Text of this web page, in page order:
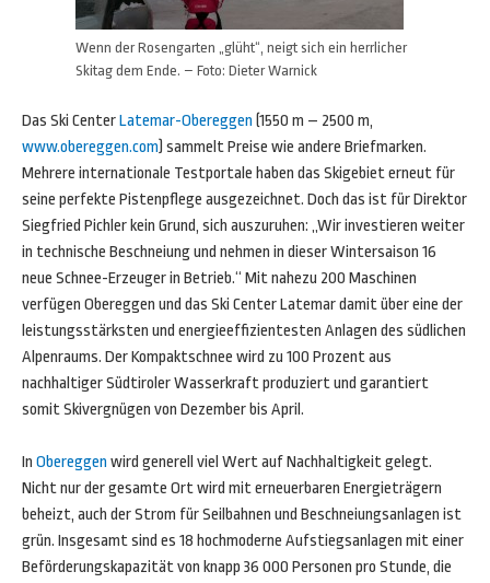
Wenn der Rosengarten „glüht“, neigt sich ein herrlicher
Skitag dem Ende. – Foto: Dieter Warnick
Das Ski CenterLatemar-Obereggen (1550 m – 2500 m,
www.obereggen.com) sammelt Preise wie andere Briefmarken.
Mehrere internationale Testportale haben das Skigebiet erneut für
seine perfekte Pistenpflege ausgezeichnet. Doch das ist für Direktor
Siegfried Pichler kein Grund, sich auszuruhen: „Wir investieren weiter
in technische Beschneiung und nehmen in dieser Wintersaison 16
neue Schnee-Erzeuger in Betrieb.“ Mit nahezu 200 Maschinen
verfügen Obereggen und das Ski Center Latemar damit über eine der
leistungsstärksten und energieeffizientesten Anlagen des südlichen
Alpenraums. Der Kompaktschnee wird zu 100 Prozent aus
nachhaltiger Südtiroler Wasserkraft produziert und garantiert
somit Skivergnügen von Dezember bis April.
In Obereggen wird generell viel Wert auf Nachhaltigkeit gelegt.
Nicht nur der gesamte Ort wird mit erneuerbaren Energieträgern
beheizt, auch der Strom für Seilbahnen und Beschneiungsanlagen ist
grün. Insgesamt sind es 18 hochmoderne Aufstiegsanlagen mit einer
Beförderungskapazität von knapp 36 000 Personen pro Stunde, die